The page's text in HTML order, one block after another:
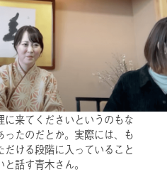
来てくださいというのもな
たのだとか。実際には、も
ける段階に入っていること
話す青木さん。